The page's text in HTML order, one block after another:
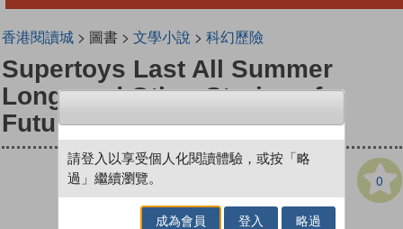
香港閱讀城> 圖書 > 文學小說 > 科幻歷險
Supertoys Last All Summer
Long: and Other Stories of
Future Time
0
請登入以享受個人化閱讀體驗，或按「略
過」繼續瀏覽。
成為會員 登入 略過